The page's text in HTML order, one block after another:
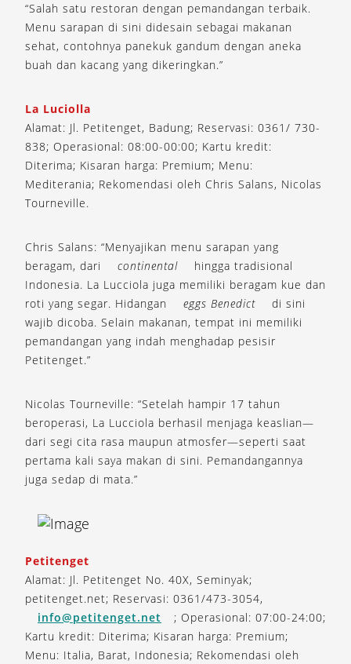
“Salah satu restoran dengan pemandangan terbaik.
Menu sarapan di sini didesain sebagai makanan
sehat, contohnya panekuk gandum dengan aneka
buah dan kacang yang dikeringkan.”
La Luciolla
Alamat: Jl. Petitenget, Badung; Reservasi: 0361/ 730-
838; Operasional: 08:00-00:00; Kartu kredit:
Diterima; Kisaran harga: Premium; Menu:
Mediterania; Rekomendasi oleh Chris Salans, Nicolas
Tourneville.
Chris Salans: “Menyajikan menu sarapan yang
beragam, dari
continental
hingga tradisional
Indonesia. La Lucciola juga memiliki beragam kue dan
roti yang segar. Hidangan
eggs Benedict
di sini
wajib dicoba. Selain makanan, tempat ini memiliki
pemandangan yang indah menghadap pesisir
Petitenget.”
Nicolas Tourneville: “Setelah hampir 17 tahun
beroperasi, La Lucciola berhasil menjaga keaslian—
dari segi cita rasa maupun atmosfer—seperti saat
pertama kali saya makan di sini. Pemandangannya
juga sedap di mata.”
Petitenget
Alamat: Jl. Petitenget No. 40X, Seminyak;
petitenget.net; Reservasi: 0361/473-3054,
info@petitenget.net
; Operasional: 07:00-24:00;
Kartu kredit: Diterima; Kisaran harga: Premium;
Menu: Italia, Barat, Indonesia; Rekomendasi oleh